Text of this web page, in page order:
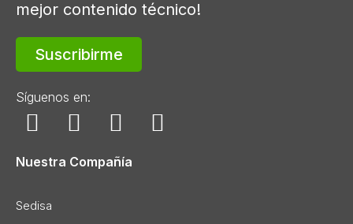
mejor contenido técnico!
Suscribirme
Síguenos en:
Nuestra Compañía
Sedisa